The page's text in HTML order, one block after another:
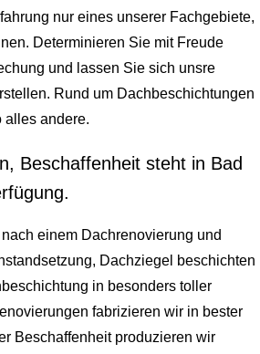
nur eines unserer Fachgebiete,
Determinieren Sie mit Freude
und lassen Sie sich unsre
Rund um Dachbeschichtungen
alles andere.
Beschaffenheit steht in Bad
einem Dachrenovierung und
Dachziegel beschichten
in besonders toller
fabrizieren wir in bester
Beschaffenheit produzieren wir